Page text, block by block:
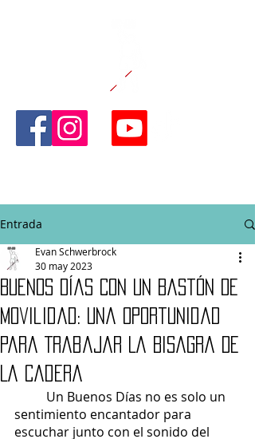
Entrada
Buenos Días Con Un Bastón De
Movilidad: Una Oportunidad
Para Trabajar La Bisagra De
La Cadera
Evan Schwerbrock
30 may 2023
sentimiento encantador para
escuchar junto con el sonido del